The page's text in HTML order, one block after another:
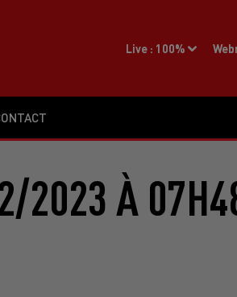
Live : 100%
2023 À